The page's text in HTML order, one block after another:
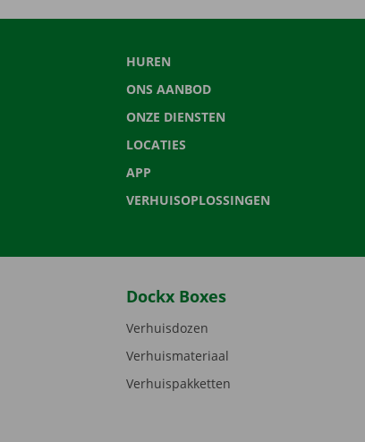
HUREN
ONS AANBOD
ONZE DIENSTEN
LOCATIES
APP
VERHUISOPLOSSINGEN
Dockx Boxes
Verhuisdozen
Verhuismateriaal
Verhuispakketten